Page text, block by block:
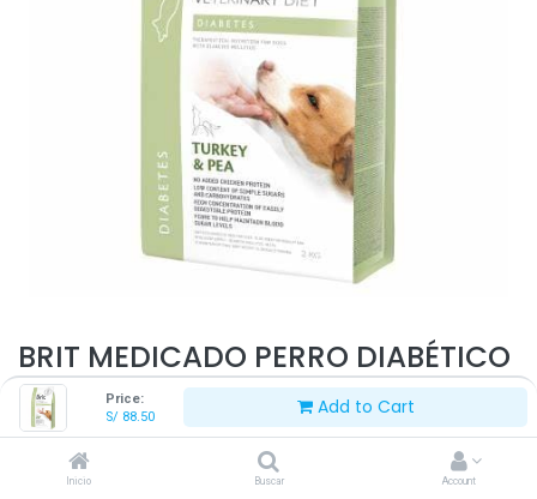
Price:
S/ 88.50 Add to Cart
Inicio Buscar Account
BRIT MEDICADO PERRO DIABÉTICO
2 KG
88.50